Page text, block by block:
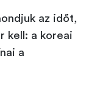
az időt,
kell: a koreai
a